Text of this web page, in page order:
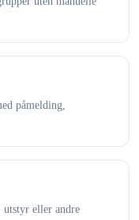
påmelding,
utstyr eller andre